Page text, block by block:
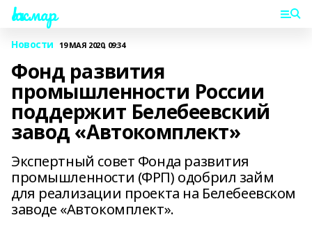
Һаҡмар
Новости 19 МАЯ 2020, 09:34
Фонд развития
промышленности России
поддержит Белебеевский
завод «Автокомплект»
Экспертный совет Фонда развития
промышленности (ФРП) одобрил займ
для реализации проекта на Белебеевском
заводе «Автокомплект».